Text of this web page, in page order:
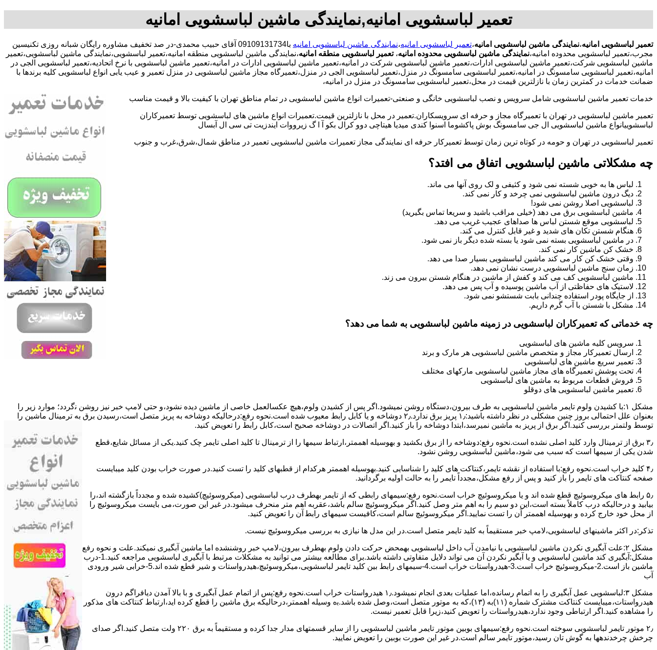
تعمیر لباسشویی امانیه,نمایندگی ماشین لباسشویی امانیه
تعمیر لباسشویی امانیه،نمایندگی ماشین لباسشویی امانیه،تعمیر لباسشویی امانیه،نمایندگی ماشین لباسشویی امانیه
با09109131734 آقای حبیب محمدی-در صد تخفیف مشاوره رایگان شبانه روزی تکنیسین
مجرب،تعمیر لباسشویی محدوده امانیه،نمایندگی ماشین لباسشویی محدوده امانیه، تعمیر لباسشویی منطقه امانیه،نمایندگی ماشین لباسشویی منطقه امانیه،تعمیر لباسشویی،نمایندگی ماشین لباسشویی،تعمیر
ماشین لباسشویی شرکت،تعمیر ماشین لباسشویی ادارات،تعمیر ماشین لباسشویی شرکت در امانیه،تعمیر ماشین لباسشویی ادارات در امانیه،تعمیر ماشین لباسشویی با نرخ اتحادیه،تعمیر لباسشویی الجی در
امانیه،تعمیر لباسشویی سامسونگ در امانیه،تعمیر لباسشویی سامسونگ در منزل،تعمیر لباسشویی الجی در منزل،تعمیرگاه مجاز ماشین لباسشویی در منزل تعمیر و عیب یابی انواع لباسشویی کلیه برندها با
ضمانت خدمات در کمترین زمان با نازلترین قیمت در محل،تعمیر لباسشویی سامسونگ در منزل در امانیه،
خدمات تعمیر ماشین لباسشویی شامل سرویس و نصب لباسشویی خانگی و صنعتی-تعمیرات انواع ماشین لباسشویی در تمام مناطق تهران با کیفیت بالا و قیمت مناسب
تعمیر ماشین لباسشویی در تهران با تعمیرگاه مجاز و حرفه ای سرویسکاران.تعمیر در محل با نازلترین قیمت.تعمیرات انواع ماشین های لباسشویی توسط تعمیرکاران
لباسشوییانواع ماشین لباسشویی ال جی سامسونگ بوش پاکشوما اسنوا کندی میدیا هیتاچی دوو کرال بکو آ ا گ زیرووات ایندزیت تی سی ال آبسال
تعمیر لباسشویی در تهران و حومه در کوتاه ترین زمان توسط تعمیرکار حرفه ای نمایندگی مجاز تعمیرات ماشین لباسشویی تعمیر در مناطق شمال،شرق،غرب و جنوب
چه مشکلاتی ماشین لباسشویی اتفاق می افتد؟
لباس ها به خوبی شسته نمی شود و کثیفی و لک روی آنها می ماند.
دیگ درون ماشین لباسشویی نمی چرخد و کار نمی کند.
لباسشویی اصلا روشن نمی شود!
ماشین لباسشویی برق می دهد (خیلی مراقب باشید و سریعا تماس بگیرید)
لباسشویی موقع شستن لباس ها صداهای عجیب غریب می دهد.
هنگام شستن تکان های شدید و غیر قابل کنترل می کند.
در ماشین لباسشویی بسته نمی شود یا بسته شده دیگر باز نمی شود.
خشک کن ماشین کار نمی کند.
وقتی خشک کن کار می کند ماشین لباسشویی بسیار صدا می دهد.
زمان سنج ماشین لباسشویی درست نشان نمی دهد.
ماشین لباسشویی کف می کند و کفش از ماشین در هنگام شستن بیرون می زند.
لاستیک های حفاظتی از آب ماشین پوسیده و آب پس می دهد.
از جایگاه پودر استفاده چندانی بابت شستشو نمی شود.
مشکل با شستن با آب گرم داریم.
چه خدماتی که تعمیرکاران لباسشویی در زمینه ماشین لباسشویی به شما می دهد؟
سرویس کلیه ماشین های لباسشویی
ارسال تعمیرکار مجاز و متخصص ماشین لباسشویی هر مارک و برند
تعمیر سریع ماشین های لباسشویی
تحت پوشش تعمیرگاه های مجاز ماشین لباسشویی مارکهای مختلف
فروش قطعات مربوط به ماشین های لباسشویی
تعمیر ماشین لباسشویی های دوقلو
مشکل ۱:ﺑﺎ ﮐﺸﯿﺪن وﻟﻮم ﺗﺎﯾﻤﺮ ماشین لباسشویی به طرف ﺑﯿﺮون،دستگاه روﺷﻦ نمیشود.اﮔﺮ ﭘﺲ از ﮐﺸﯿﺪن وﻟﻮم،ﻫﯿﭻ عکسالعمل ﺧﺎﺻﯽ از ﻣﺎﺷﯿﻦ دﯾﺪه نشود،و حتی ﻻﻣﭗ ﺧﺒﺮ ﻧﯿﺰ روﺷﻦ ﻧگردد؛ موارد زیر را
بعنوان ﻋﻠﻞ احتمالی بروز چنین مشکلی در نظر داشته باشید:۱٫ ﭘﺮﯾﺰ ﺑﺮق ﻧﺪارد.۲٫ دوﺷﺎﺧﻪ و ﯾﺎ ﮐﺎﺑﻞ راﺑﻂ ﻣﻌﯿﻮب ﺷﺪه است.نحوه رفع:درحالیکه دوﺷﺎﺧﻪ ﺑﻪ ﭘﺮﯾﺰ ﻣﺘﺼﻞ اﺳﺖ،رﺳﯿﺪن ﺑﺮق ﺑﻪ ﺗﺮﻣﯿﻨﺎل ﻣﺎﺷﯿﻦ را
ﺗﻮﺳﻂ ولتمتر بررسی ﮐﻨﯿﺪ.اﮔﺮ ﺑﺮق از ﭘﺮﯾﺰ ﺑﻪ ﻣﺎﺷﯿﻦ نمیرسد،اﺑﺘﺪا دوشاخه را باز کنید.اﮔﺮ اﺗﺼﺎﻻت در دوشاخه ﺻﺤﯿﺢ اﺳﺖ،ﮐﺎﺑﻞ راﺑﻂ را ﺗﻌﻮﯾﺾ کنید.
۳٫ ﺑﺮق از ﺗﺮﻣﯿﻨﺎل وارد ﮐﻠﯿﺪ اﺻﻠﯽ ﻧﺸﺪه است.نحوه رﻓﻊ:دوشاخه را از ﺑﺮق بکشید و بهوسیله اهممتر،ارﺗﺒﺎط سیمها را از ﺗﺮﻣﯿﻨﺎل ﺗﺎ ﮐﻠﯿﺪ اﺻﻠﯽ ﺗﺎﯾﻤﺮ چک کنید.یکی از مسائل شایع،ﻗﻄﻊ
شدن ﯾﮑﯽ از سیمها است که سبب می شود،ﻣﺎﺷﯿﻦ لباسشویی روﺷﻦ نشود.
۴٫ ﮐﻠﯿﺪ ﺧﺮاب اﺳﺖ.نحوه رفع:ﺑﺎ اﺳﺘﻔﺎده از ﻧﻘﺸﻪ ﺗﺎﯾﻤﺮ،ﮐﻨﺘﺎﮐﺖ ﻫﺎی ﮐﻠﯿﺪ را ﺷﻨﺎﺳﺎﯾﯽ کنید.بهوسیله اهممتر هرکدام از قطبهای ﮐﻠﯿﺪ را ﺗﺴﺖ ﮐﻨﯿﺪ.در ﺻﻮرت ﺧﺮاب ﺑﻮدن ﮐﻠﯿﺪ میبایست
ﺻﻔﺤﻪ ﮐﻨﺘﺎﮐﺖ ﻫﺎی ﺗﺎﯾﻤﺮ را باز کنید و ﭘﺲ از رﻓﻊ مشکل،مجدداً ﺗﺎﯾﻤﺮ را به حالت اوﻟﯿﻪ برگردانید.
۵٫ رابط های ﻣﯿﮑﺮوﺳﻮﺋﯿﭻ ﻗﻄﻊ شده اند و ﯾﺎ ﻣﯿﮑﺮوﺳﻮﺋﯿﭻ ﺧﺮاب اﺳﺖ.نحوه رفع:سیمهای راﺑﻄﯽ ﮐﻪ از ﺗﺎﯾﻤﺮ بهطرف درب لباسشویی (ﻣﯿﮑﺮوﺳﻮﺋﯿﭻ)کشیده شده و مجدداً بازگشته اند،را
ﺑﯿﺎﺑﯿﺪ و درحالیکه درب کاملاً ﺑﺴﺘﻪ اﺳﺖ،اﯾﻦ دو ﺳﯿﻢ را ﺑﻪ اﻫﻢ ﻣﺘﺮ وصل کنید.اﮔﺮ ﻣﯿﮑﺮوﺳﻮﺋﯿﭻ ﺳﺎﻟﻢ ﺑﺎﺷﺪ،ﻋﻘﺮﺑﻪ اهم متر ﻣﻨﺤﺮف میشود.در ﻏﯿﺮ اﯾﻦ ﺻﻮرت،می بایست ﻣﯿﮑﺮوﺳﻮﺋﯿﭻ را
از ﻣﺤﻞ خود ﺧﺎرج کرده و بهوسیله اهممتر آن را ﺗﺴﺖ ﻧﻤﺎﯾﯿﺪ.اﮔﺮ ﻣﯿﮑﺮوﺳﻮﺋﯿﭻ ﺳﺎﻟﻢ اﺳﺖ،ﮐﺎﻓﯿﺴﺖ سیمهای راﺑﻄ آن را ﺗﻌﻮﯾﺾ کنید.
ﺗﺬﮐﺮ:در اﮐﺜﺮ ماشینهای لباسشویی،ﻻﻣﭗ ﺧﺒﺮ مستقیماً ﺑﻪ ﮐﻠﯿﺪ ﺗﺎﯾﻤﺮ ﻣﺘﺼﻞ اﺳﺖ.در اﯾﻦ مدل ها ﻧﯿﺎزی ﺑﻪ بررسی ﻣﯿﮑﺮوﺳﻮﺋﯿﭻ نیست.
مشکل ۲:علت آبگیری نکردن ماشین لباسشویی یا نیامدن آب داخل لباسشویی بهمحض ﺣﺮﮐﺖ دادن وﻟﻮم بهطرف ﺑﯿﺮون،ﻻﻣﭗ ﺧﺒﺮ روشنشده اﻣﺎ ﻣﺎﺷﯿﻦ آﺑﮕﯿﺮی نمیکند.ﻋﻠﺖ و نحوه رﻓﻊ
مشکل:آبگیری کند ماشین لباسشویی و یا آبگیر نکردن آن می تواند دلایل متفاوتی داشته باشد.برای مطالعه بیشتر می توانید به مشکلات مرتبط با آبگیری لباسشویی مراجعه کنید.1-درب
ﻣﺎﺷﯿﻦ ﺑﺎز اﺳﺖ.2-ﻣﯿﮑﺮوﺳﻮﺋﯿﭻ ﺧﺮاب اﺳﺖ.3-ﻫﯿﺪرواﺳﺘﺎت ﺧﺮاب اﺳﺖ.4-سیمهای راﺑﻂ ﺑﯿﻦ ﮐﻠﯿﺪ ﺗﺎﯾﻤﺮ لباسشویی،ﻣﯿﮑﺮوﺳﻮﺋﯿﭻ،ﻫﯿﺪرواﺳﺘﺎت و ﺷﯿﺮ ﻗﻄﻊ ﺷﺪه اند.5-خرابی شیر ورودی
آب
مشکل ۳:لباسشویی ﻋﻤﻞ آﺑﮕﯿﺮی را ﺑﻪ اﺗﻤﺎم رﺳﺎﻧﺪه،اﻣﺎ ﻋﻤﻠﯿﺎت ﺑﻌﺪی اﻧﺠﺎم نمیشود.۱٫ ﻫﯿﺪرواﺳﺘﺎت ﺧﺮاب اﺳﺖ.نحوه رﻓﻊ:ﭘﺲ از اﺗﻤﺎم عمل آﺑﮕﯿﺮی و ﺑﺎ ﺑﺎﻻ آﻣﺪن دﯾﺎﻓﺮاﮔﻢ درون
ﻫﯿﺪرواﺳﺘﺎت،میبایست ﮐﻨﺘﺎﮐﺖ ﻣﺸﺘﺮک شماره (۱۱)به (۱۳)،ﮐﻪ ﺑﻪ ﻣﻮﺗﻮر ﻣﺘﺼﻞ اﺳﺖ،وﺻﻞ ﺷﺪه ﺑﺎﺷﺪ.ﺑه وسیله اهممتر،درحالیکه ﺑﺮق ﻣﺎﺷﯿﻦ را ﻗﻄﻊ کرده اید،ارﺗﺒﺎط ﮐﻨﺘﺎﮐﺖ ﻫﺎی ﻣﺬﮐﻮر
را ﻣﺸﺎﻫﺪه کنید.اﮔﺮ ارﺗﺒﺎطی وجود ندارد،ﻫﯿﺪرواﺳﺘﺎت را ﺗﻌﻮﯾﺾ ﮐﻨﯿﺪ،زﯾﺮا قابل ﺗﻌﻤﯿﺮ نیست.
۲٫ ﻣﻮﺗﻮر ﺗﺎﯾﻤﺮ لباسشویی ﺳﻮﺧﺘﻪ اﺳﺖ.نحوه رﻓﻊ:سیمهای ﺑﻮﺑﯿﻦ ﻣﻮﺗﻮر ﺗﺎﯾﻤﺮ ماشین لباسشویی را از ﺳﺎﯾﺮ قسمتهای ﻣﺪار ﺟﺪا کرده و مستقیماً ﺑﻪ برق ۲۲۰ وﻟﺖ ﻣﺘﺼﻞ کنید.اﮔﺮ ﺻﺪای
ﭼﺮﺧﺶ چرخدندهها به گوش تان رﺳﯿﺪ،ﻣﻮﺗﻮر ﺗﺎﯾﻤﺮ ﺳﺎﻟﻢ اﺳﺖ.در ﻏﯿﺮ اﯾﻦ ﺻﻮرت ﺑﻮﺑﯿﻦ را ﺗﻌﻮﯾﺾ ﻧﻤﺎﯾﯿﺪ.